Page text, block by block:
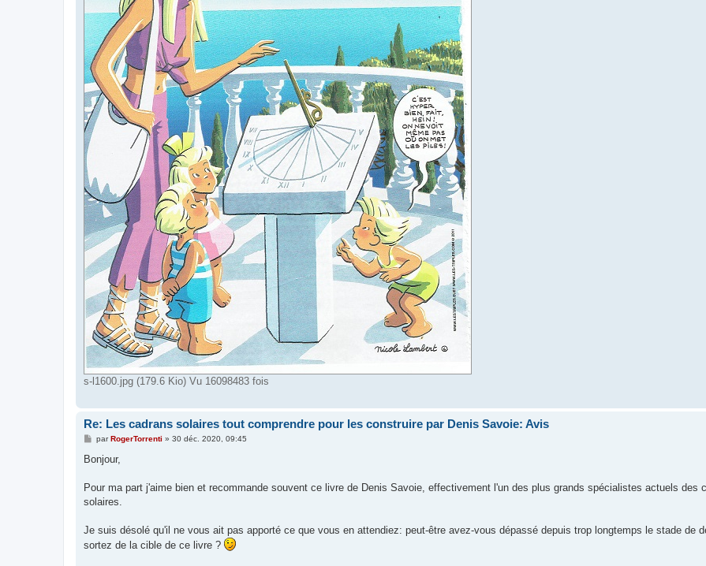
s-l1600.jpg (179.6 Kio) Vu 16098483 fois
Re: Les cadrans solaires tout comprendre pour les construire par Denis Savoie: Avis
M
s
g
parRogerTorrenti » 30 déc. 2020, 09:45
Bonjour,
Pour ma part j'aime bien et recommande souvent ce livre de Denis Savoie, effectivement l'un des plus grands spécialistes actuels des
solaires.
Je suis désolé qu'il ne vous ait pas apporté ce que vous en attendiez: peut-être avez-vous dépassé depuis trop longtemps le stade de
sortez de la cible de ce livre ?